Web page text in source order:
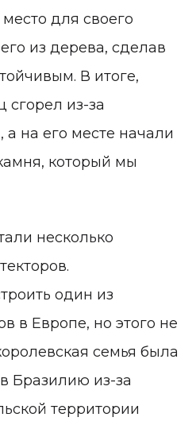
для своего
из дерева, сделав
В итоге,
из-за
а на его месте начали
который мы
несколько
один из
в Европе, но этого не
семья была
Бразилию из-за
территории